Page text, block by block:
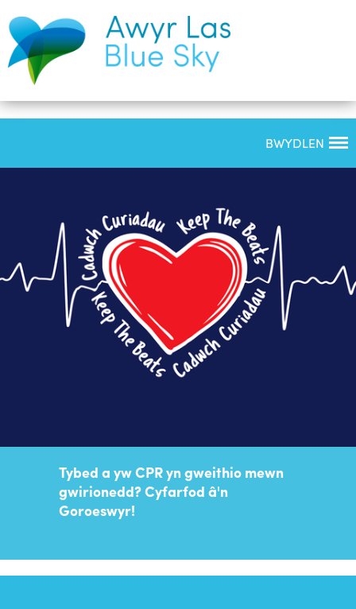
BWYDLEN
Tybed a yw CPR yn gweithio mewn
gwirionedd? Cyfarfod â'n
Goroeswyr!